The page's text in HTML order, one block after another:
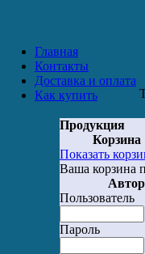
Главная
Контакты
Доставка и оплата
Как купить
Продукция
Корзина
Показать
Ваша корзина
Пользователь
Пароль